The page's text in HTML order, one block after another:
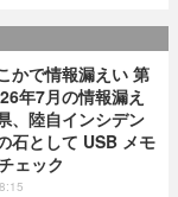
かで情報漏えい 第
年7月の情報漏え
、陸自インシデン
石として USB メモ
ェック